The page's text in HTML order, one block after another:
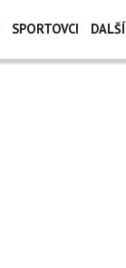
SPORTOVCI DALŠÍ